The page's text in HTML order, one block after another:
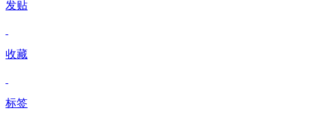
发贴
收藏
标签